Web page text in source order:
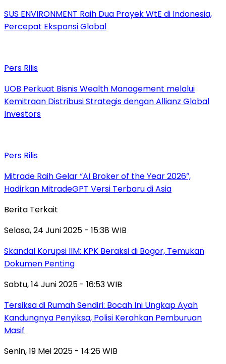
SUS ENVIRONMENT Raih Dua Proyek WtE di Indonesia,
Percepat Ekspansi Global
Pers Rilis
UOB Perkuat Bisnis Wealth Management melalui
Kemitraan Distribusi Strategis dengan Allianz Global
Investors
Pers Rilis
Mitrade Raih Gelar “AI Broker of the Year 2026”,
Hadirkan MitradeGPT Versi Terbaru di Asia
Berita Terkait
Selasa, 24 Juni 2025 - 15:38 WIB
Skandal Korupsi IIM: KPK Beraksi di Bogor, Temukan
Dokumen Penting
Sabtu, 14 Juni 2025 - 16:53 WIB
Tersiksa di Rumah Sendiri: Bocah Ini Ungkap Ayah
Kandungnya Penyiksa, Polisi Kerahkan Pemburuan
Masif
Senin, 19 Mei 2025 - 14:26 WIB